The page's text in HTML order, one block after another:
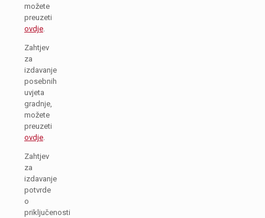
možete
preuzeti
ovdje.
Zahtjev
za
izdavanje
posebnih
uvjeta
gradnje,
možete
preuzeti
ovdje.
Zahtjev
za
izdavanje
potvrde
o
priključenosti